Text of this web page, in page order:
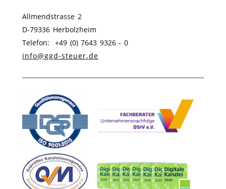
Allmendstrasse 2
D-79336 Herbolzheim
Telefon: +49 (0) 7643 9326 - 0
info@ggd-steuer.de